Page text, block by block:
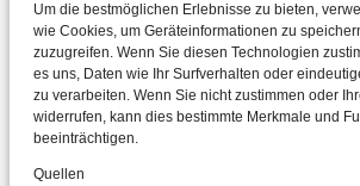
Um die bestmöglichen Erlebnisse zu bieten,
wie Cookies, um Geräteinformationen zu
zuzugreifen. Wenn Sie diesen Technologien
es uns, Daten wie Ihr Surfverhalten oder
zu verarbeiten. Wenn Sie nicht zustimmen oder
widerrufen, kann dies bestimmte Merkmale und
beeinträchtigen.
Quellen